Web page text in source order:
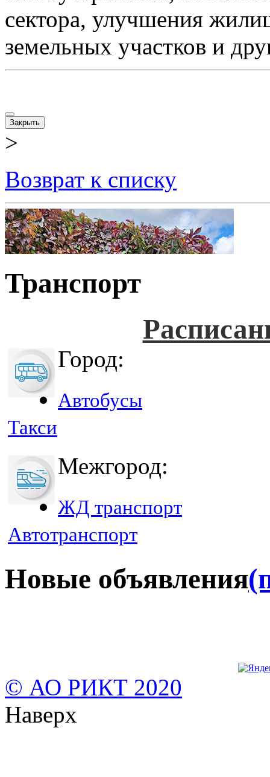
сектора, улучшения
земельных участков и
Закрыть
>
Возврат к списку
Транспорт
Город:
Автобусы
Такси
Межгород:
ЖД транспорт
Автотранспорт
Новые объявления
© АО РИКТ 2020
Наверх